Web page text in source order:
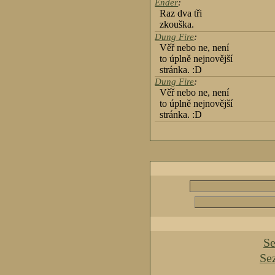
Ender:
Raz dva tři
zkouška.
Dung Fire:
Věř nebo ne, není
to úplně nejnovější
stránka. :D
Dung Fire:
Věř nebo ne, není
to úplně nejnovější
stránka. :D